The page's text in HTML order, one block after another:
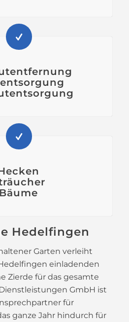
Bäume
Hedelfingen
Garten verleiht
einladenden
Zierde für das gesamte
GmbH ist
für
ganze Jahr hindurch für